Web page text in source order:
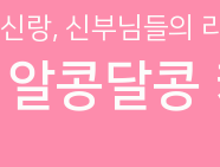
신랑, 신부님들의
알콩달콩